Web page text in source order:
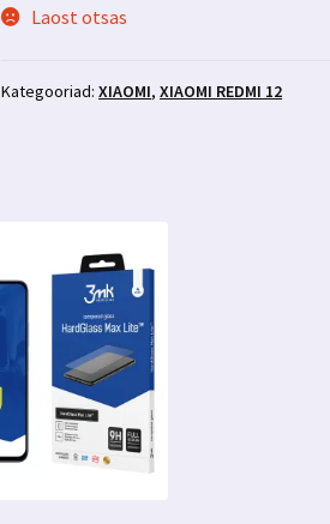
Laost otsas
Kategooriad:XIAOMI,XIAOMI REDMI 12